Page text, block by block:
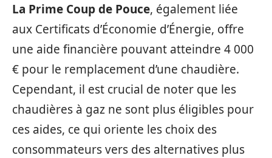
La Prime Coup de Pouce, également liée
aux Certificats d’Économie d’Énergie, offre
une aide financière pouvant atteindre 4 000
€ pour le remplacement d’une chaudière.
Cependant, il est crucial de noter que les
chaudières à gaz ne sont plus éligibles pour
ces aides, ce qui oriente les choix des
consommateurs vers des alternatives plus